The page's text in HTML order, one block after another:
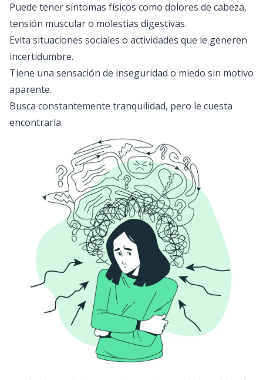
Puede tener síntomas físicos como dolores de cabeza,
tensión muscular o molestias digestivas.
Evita situaciones sociales o actividades que le generen
incertidumbre.
Tiene una sensación de inseguridad o miedo sin motivo
aparente.
Busca constantemente tranquilidad, pero le cuesta
encontrarla.